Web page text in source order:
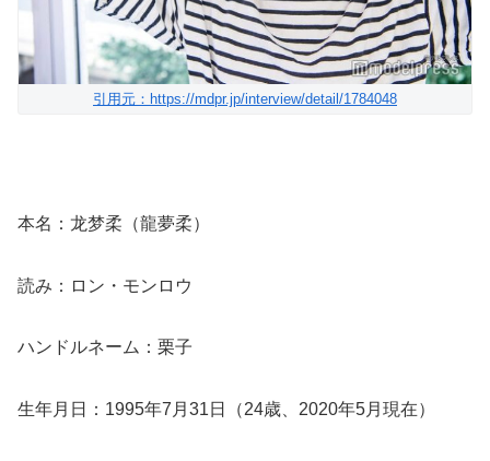
引用元：https://mdpr.jp/interview/detail/1784048
本名：龙梦柔（龍夢柔）
読み：ロン・モンロウ
ハンドルネーム：栗子
生年月日：1995年7月31日（24歳、2020年5月現在）